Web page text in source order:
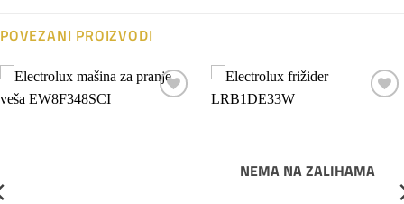
POVEZANI PROIZVODI
NEMA NA ZALIHAMA